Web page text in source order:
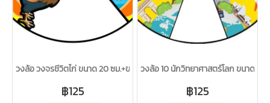
วงล้อ วงจรชีวิตไก่ ขนาด 20 ซม.+ขาตั้ง/วรา
฿125
วงล้อ 10 นักวิทยาศาสตร์โลก ขนาด 20
฿125